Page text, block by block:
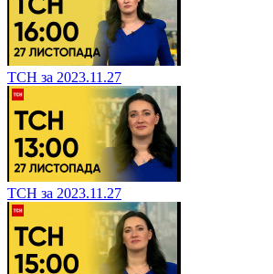
ТСН за 2023.11.27
ТСН за 2023.11.27